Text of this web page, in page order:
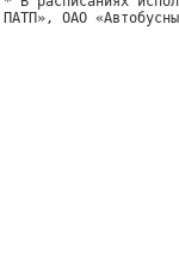
ПАТП», ОАО